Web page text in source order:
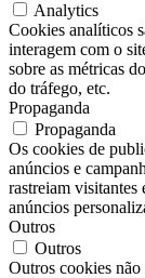
Analytics
Cookies analíticos
interagem com o
sobre as métricas
do tráfego, etc.
Propaganda
Propaganda
Os cookies de
anúncios e
rastreiam visitantes
anúncios
Outros
Outros
Outros cookies não